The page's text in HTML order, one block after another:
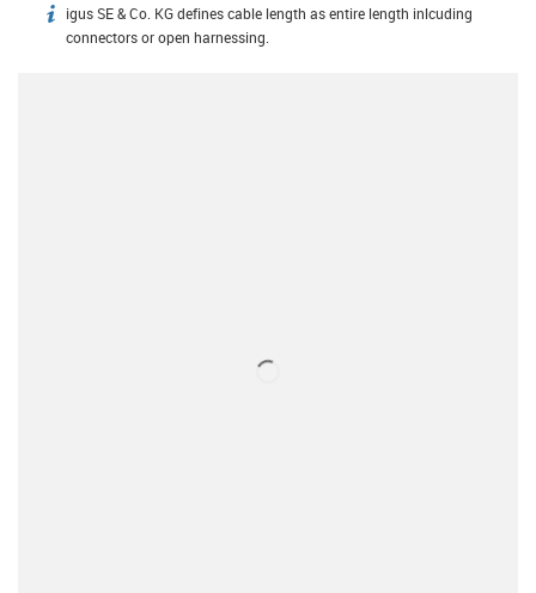
igus-icon-info
igus SE & Co. KG defines cable length as entire length inlcuding
connectors or open harnessing.